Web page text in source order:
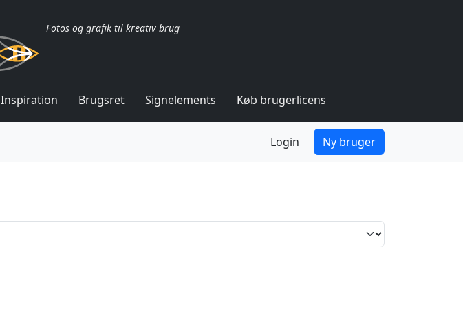
Fotos og grafik til kreativ brug
Inspiration Brugsret Signelements Køb brugerlicens
Login Ny bruger